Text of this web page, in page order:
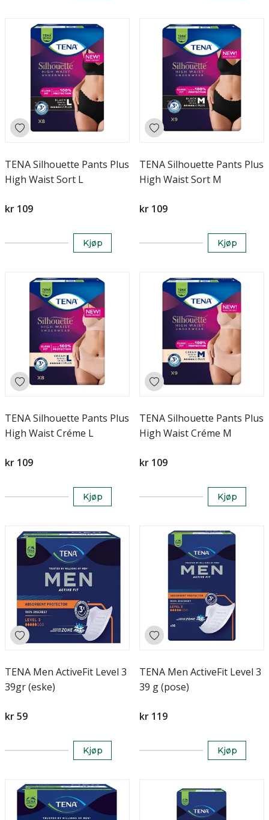
TENA Silhouette Pants Plus
High Waist Sort L
kr 109
Kjøp
TENA Silhouette Pants Plus
High Waist Sort M
kr 109
Kjøp
TENA Silhouette Pants Plus
High Waist Créme L
kr 109
Kjøp
TENA Silhouette Pants Plus
High Waist Créme M
kr 109
Kjøp
TENA Men ActiveFit Level 3
39gr (eske)
kr 59
Kjøp
TENA Men ActiveFit Level 3
39 g (pose)
kr 119
Kjøp